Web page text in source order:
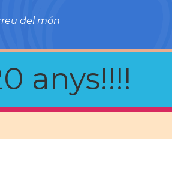
del món
anys!!!!